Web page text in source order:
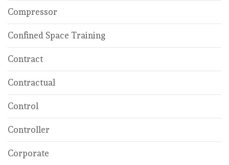
Compressor
Confined Space Training
Contract
Contractual
Control
Controller
Corporate